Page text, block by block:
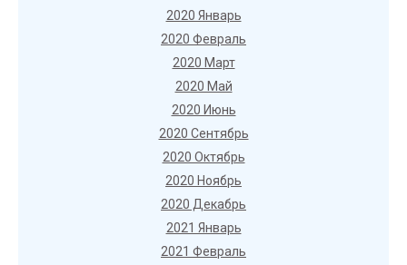
2020 Январь
2020 Февраль
2020 Март
2020 Май
2020 Июнь
2020 Сентябрь
2020 Октябрь
2020 Ноябрь
2020 Декабрь
2021 Январь
2021 Февраль